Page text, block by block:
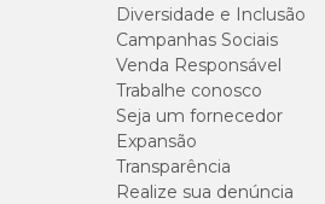
Até 5 kg
5 kg a 10 kg
10 kg a 15 kg
Diversidade e Inclusão
Campanhas Sociais
Venda Responsável
Trabalhe conosco
Seja um fornecedor
Expansão
Transparência
Realize sua denúncia